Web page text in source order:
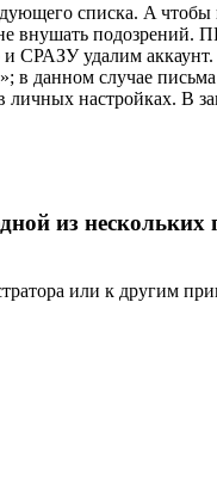
списка. A
внушать
удалим
в данном случае
настройках. В
из нескольких
или к другим